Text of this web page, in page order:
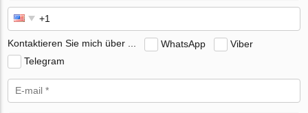
Kontaktieren Sie mich über ... WhatsApp
Viber
Telegram